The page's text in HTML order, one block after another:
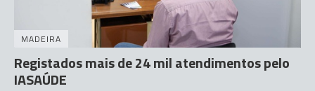
MADEIRA
Registados mais de 24 mil atendimentos pelo
IASAÚDE